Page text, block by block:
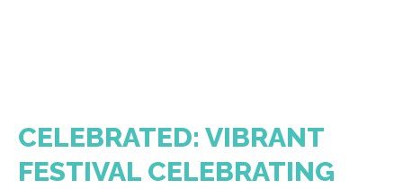
CELEBRATED: VIBRANT
FESTIVAL CELEBRATING